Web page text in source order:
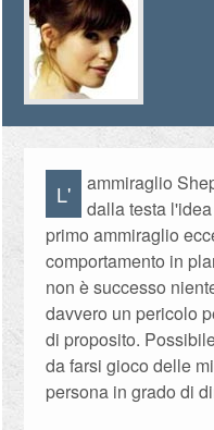
L'
ammiraglio
dalla testa
primo ammiraglio
comportamento in
non è successo
davvero un pericolo
di proposito.
da farsi gioco delle
persona in grado di